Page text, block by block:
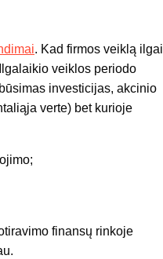
. Kad firmos veiklą ilgai
veiklos periodo
investicijas, akcinio
verte) bet kurioje
finansų rinkoje